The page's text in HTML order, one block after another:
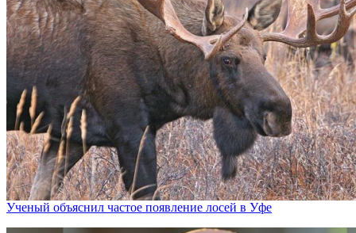
Ученый объяснил частое появление лосей в Уфе